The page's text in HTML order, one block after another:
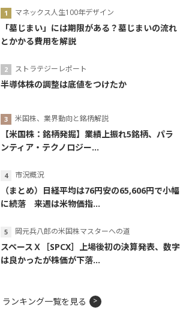
マネックス人生100年デザイン
「墓じまい」には期限がある？墓じまいの流れ
とかかる費用を解説
ストラテジーレポート
半導体株の調整は底値をつけたか
米国株、業界動向と銘柄解説
【米国株：銘柄発掘】業績上振れ5銘柄、パラ
ンティア・テクノロジー...
市況概況
（まとめ）日経平均は76円安の65,606円で小幅
に続落 来週は米物価指...
岡元兵八郎の米国株マスターへの道
スペースＸ［SPCX］上場後初の決算発表、数字
は良かったが株価が下落...
ランキング一覧を見る